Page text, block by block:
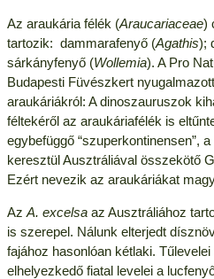
Az araukária félék (Araucariaceae)
tartozik: dammarafenyő (Agathis);
sárkányfenyő (Wollemia). A Pro
Budapesti Füvészkert
araukáriákról: A dinoszauruszok
féltekéről az araukáriafélék is
egybefüggő “szuperkontinensen”,
keresztül Ausztráliával összekötő
Ezért nevezik az araukáriákat
Az A. excelsaaz Ausztráliához
is szerepel. Nálunk elterjedt
fajához hasonlóan kétlaki.
elhelyezkedő fiatal levelei a